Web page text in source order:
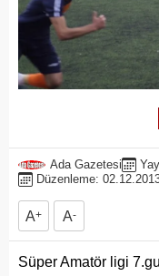
Ada Gazetesi
Düzenleme:
A+ A-
Süper Amatör ligi